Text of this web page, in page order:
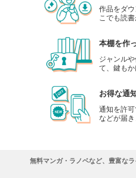
作品をダ
こでも読書
本棚を作
ジャンル
て、鍵もか
お得な通
通知を許
などが届き
無料マンガ・ラノベなど、豊富な